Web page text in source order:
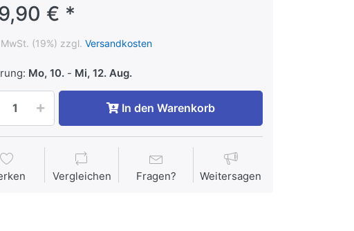
€ *
(19%) zzgl. Versandkosten
Mo, 10.- Mi, 12. Aug.
In den Warenkorb
Vergleichen Fragen? Weitersagen